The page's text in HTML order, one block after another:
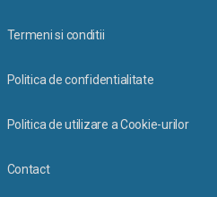
Termeni si conditii
Politica de confidentialitate
Politica de utilizare a Cookie-urilor
Contact